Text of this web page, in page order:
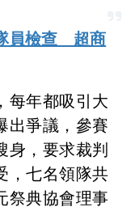
員檢查 超商
每年都吸引大
出爭議，參賽
身，要求裁判
，七名領隊共
祭典協會理事